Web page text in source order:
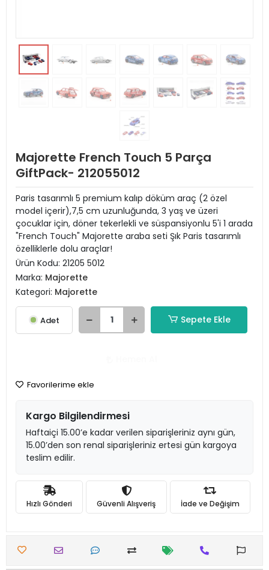
Majorette French Touch 5 Parça
GiftPack- 212055012
Paris tasarımlı 5 premium kalıp döküm araç (2 özel
model içerir),7,5 cm uzunluğunda, 3 yaş ve üzeri
çocuklar için, döner tekerlekli ve süspansiyonlu 5'i 1 arada
"French Touch" Majorette araba seti Şık Paris tasarımlı
özelliklerle dolu araçlar!
Ürün Kodu: 21205 5012
Marka: Majorette
Kategori: Majorette
Adet Sepete Ekle
Favorilerime ekle
Kargo Bilgilendirmesi
Haftaiçi 15.00’e kadar verilen siparişleriniz aynı gün,
15.00’den son renal siparişleriniz ertesi gün kargoya
teslim edilir.
Hızlı Gönderi Güvenli Alışveriş İade ve Değişim